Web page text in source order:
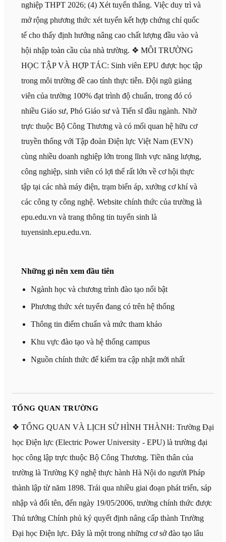
nghiệp THPT 2026; (4) Xét tuyển thẳng. Việc duy trì và
mở rộng phương thức xét tuyển kết hợp chứng chỉ quốc
tế cho thấy định hướng nâng cao chất lượng đầu vào và
hội nhập toàn cầu của nhà trường. ❖ MÔI TRƯỜNG
HỌC TẬP VÀ HỢP TÁC: Sinh viên EPU được học tập
trong môi trường đề cao tính thực tiễn. Đội ngũ giảng
viên của trường 100% đạt trình độ chuẩn, trong đó có
nhiều Giáo sư, Phó Giáo sư và Tiến sĩ đầu ngành. Nhờ
trực thuộc Bộ Công Thương và có mối quan hệ hữu cơ
truyền thống với Tập đoàn Điện lực Việt Nam (EVN)
cùng nhiều doanh nghiệp lớn trong lĩnh vực năng lượng,
công nghiệp, sinh viên có lợi thế rất lớn về cơ hội thực
tập tại các nhà máy điện, trạm biến áp, xưởng cơ khí và
các công ty công nghệ. Website chính thức của trường là
epu.edu.vn và trang thông tin tuyển sinh là
tuyensinh.epu.edu.vn.
Những gì nên xem đầu tiên
Ngành học và chương trình đào tạo nổi bật
Phương thức xét tuyển đang có trên hệ thống
Thông tin điểm chuẩn và mức tham khảo
Khu vực đào tạo và hệ thống campus
Nguồn chính thức để kiểm tra cập nhật mới nhất
TỔNG QUAN TRƯỜNG
❖ TỔNG QUAN VÀ LỊCH SỬ HÌNH THÀNH: Trường Đại
học Điện lực (Electric Power University - EPU) là trường đại
học công lập trực thuộc Bộ Công Thương. Tiền thân của
trường là Trường Kỹ nghệ thực hành Hà Nội do người Pháp
thành lập từ năm 1898. Trải qua nhiều giai đoạn phát triển, sáp
nhập và đổi tên, đến ngày 19/05/2006, trường chính thức được
Thủ tướng Chính phủ ký quyết định nâng cấp thành Trường
Đại học Điện lực. Đây là một trong những cơ sở đào tạo lâu